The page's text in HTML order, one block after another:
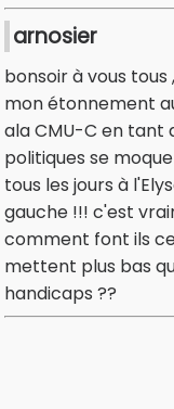
arnosier
bonsoir à vous tous
mon étonnement
ala CMU-C en tant
politiques se
tous les jours à
gauche !!! c'est
comment font ils
mettent plus bas
handicaps ??